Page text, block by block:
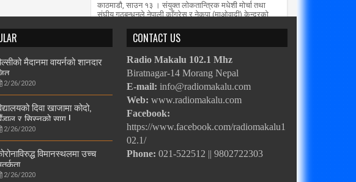
काठमाडौ, साउन १३ । संयुक्त लोकतान्त्रिक मधेशी मोर्चा तथा
संघीय गठबन्धनले नेपाली काँग्रेस र नेकपा (माओवादी) केन्द्रको
मैदानमा वायर्नको शानदार
2/26/2020
दिवा खाजामा कोदो,
र सिस्नुको साग !
2/26/2020
विमानस्थलमा उच्च
2/26/2020
CONTACT US
Radio Makalu 102.1 Mhz
Biratnagar-14 Morang Nepal
E-mail: info@radiomakalu.com
Web: www.radiomakalu.com
Facebook:
https://www.facebook.com/radiomakalu1
02.1/
Phone: 021-522512 || 9802722303